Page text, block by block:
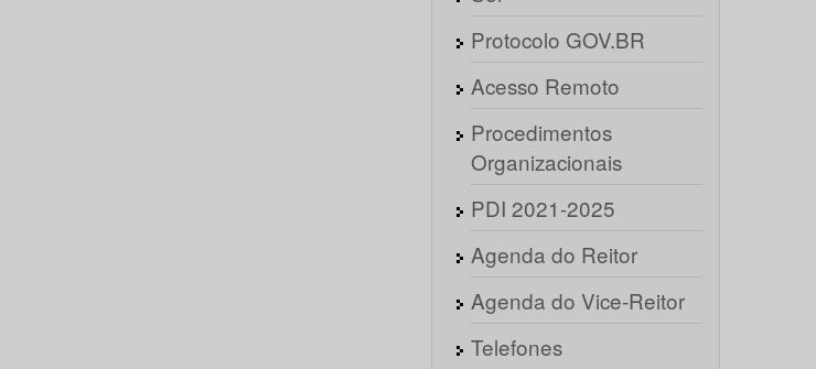
Protocolo GOV.BR
Acesso Remoto
Procedimentos
Organizacionais
PDI 2021-2025
Agenda do Reitor
Agenda do Vice-Reitor
Telefones